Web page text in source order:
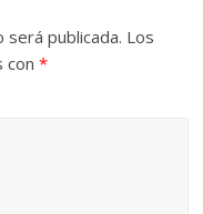
publicada. Los
con*